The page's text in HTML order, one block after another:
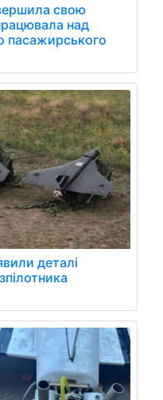
свою
над
пасажирського
деталі